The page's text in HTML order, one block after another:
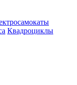
Квадроциклы